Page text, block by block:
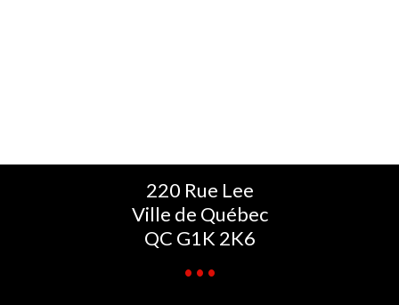
220 Rue Lee
Ville de Québec
QC G1K 2K6